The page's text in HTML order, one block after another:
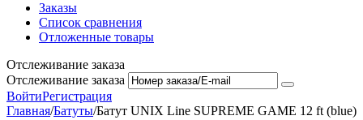
Заказы
Список сравнения
Отложенные товары
Отслеживание заказа
Отслеживание заказа
ВойтиРегистрация
Главная/Батуты/Батут UNIX Line SUPREME GAME 12 ft (blue)